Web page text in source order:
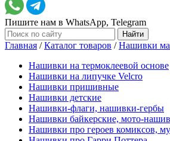
Пишите нам в WhatsApp, Telegram
Главная /Каталог товаров /Нашивки
Нашивки на термоклеевой основе
Нашивки на липучке Velcro
Нашивки пришивные
Нашивки детские
Нашивки-флаги, нашивки-гербы
Нашивки байкерские, мото-
Нашивки про героев комиксов,